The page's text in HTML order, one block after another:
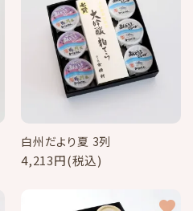
白州だより夏 3列
4,213円(税込)